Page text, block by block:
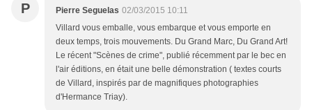
P Pierre Seguelas 02/03/2015 10:11
Villard vous emballe, vous embarque et vous emporte en
deux temps, trois mouvements. Du Grand Marc, Du Grand Art!
Le récent "Scènes de crime", publié récemment par le bec en
l'air éditions, en était une belle démonstration ( textes courts
de Villard, inspirés par de magnifiques photographies
d'Hermance Triay).